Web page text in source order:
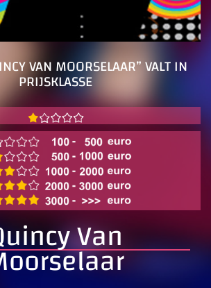
VAN MOORSELAAR” VALT IN
PRIJSKLASSE
Van